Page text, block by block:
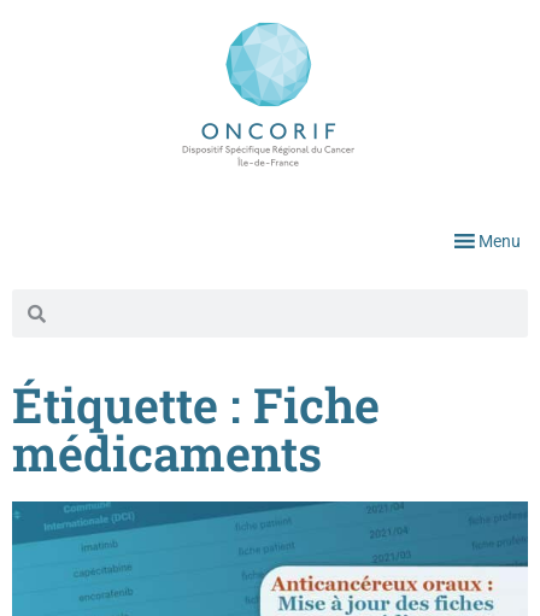
Menu
Étiquette : Fiche
médicaments